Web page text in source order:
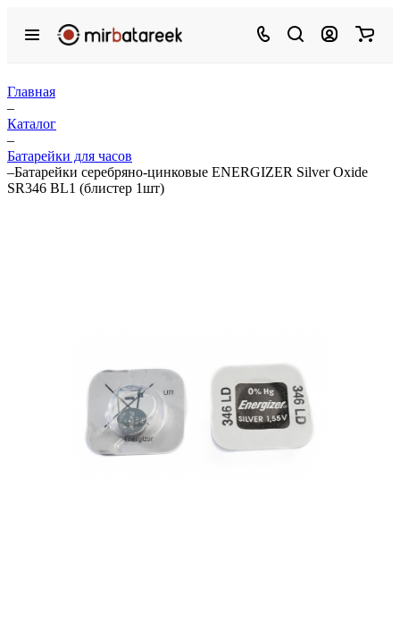
Главная
–
Каталог
–
Батарейки для часов
–Батарейки серебряно-цинковые ENERGIZER Silver Oxide
SR346 BL1 (блистер 1шт)